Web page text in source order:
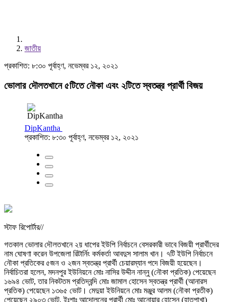
জাতীয়
প্রকাশিত: ৮:৩০ পূর্বাহ্ণ, নভেম্বর ১২, ২০২১
ভোলার দৌলতখানে ৫টিতে নৌকা এবং ২টিতে স্বতন্ত্র প্রার্থী বিজয়
DipKantha
প্রকাশিত: ৮:৩০ পূর্বাহ্ণ, নভেম্বর ১২, ২০২১
স্টাফ রিপোর্টার//
গতকাল ভোলার দৌলতখানে ২য় ধাপের ইউপি নির্বাচনে বেসরকারী ভাবে বিজয়ী প্রার্থীদের
নাম ঘোষণা করেন উপজেলা রিটার্নিং কর্মকর্তা আবদুস সালাম খান। ৭টি ইউপি নির্বাচনে
নৌকা প্রতিকের ৫জন ও ২জন স্বতন্ত্র প্রার্থী চেয়ারম্যান পদে বিজয়ী হয়েছেন।
নির্বাচিতরা হলেন, মদনপুর ইউনিয়নে মোঃ নাসির উদ্দীন নান্নু (নৌকা প্রতিক) পেয়েছেন
১৬৯৪ ভোট, তার নিকটতম প্রতিদ্বন্দি মোঃ জামাল হোসেন স্বতন্ত্র প্রার্থী (আনারস
প্রতিক) পেয়েছেন ১৩৬৫ ভোট। মেদুয়া ইউনিয়নে মোঃ মঞ্জুর আলম (নৌকা প্রতীক)
পেয়েছেন ২৯০৩ ভোট, ইঃশাঃ আন্দোলনের প্রার্থী মোঃ আনোয়ার হোসেন (হাতপাখা)